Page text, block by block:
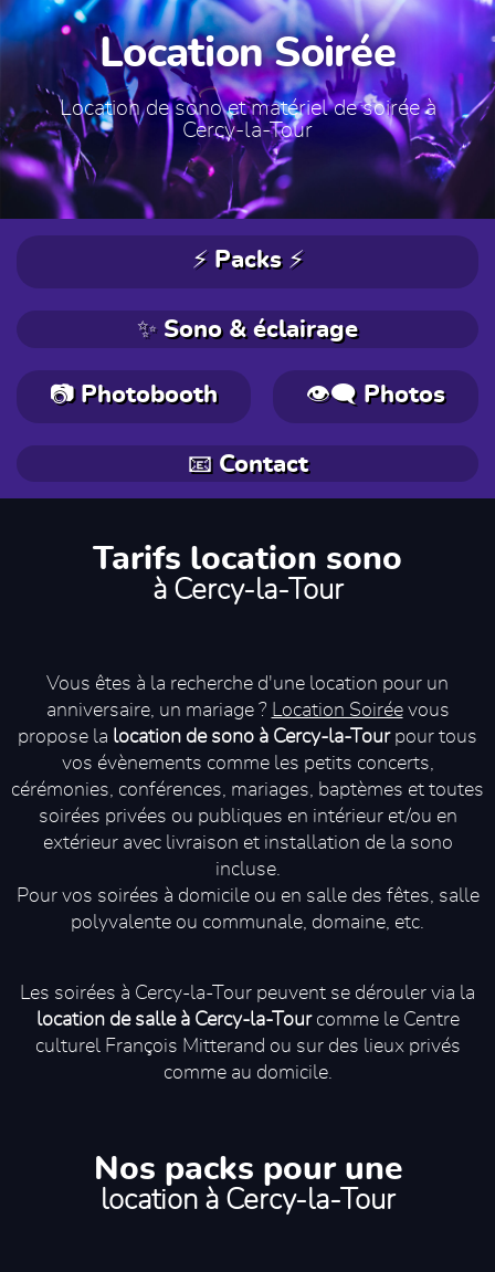
Location Soirée
Location de sono et matériel de soirée à
Cercy-la-Tour
⚡ Packs ⚡
✨ Sono & éclairage
📷 Photobooth 👁️‍🗨️ Photos
📧 Contact
Tarifs location sono
à Cercy-la-Tour
Vous êtes à la recherche d'une location pour un
anniversaire, un mariage ? Location Soiréevous
propose la location de sono à Cercy-la-Tourpour tous
vos évènements comme les petits concerts,
cérémonies, conférences, mariages, baptèmes et toutes
soirées privées ou publiques en intérieur et/ou en
extérieur avec livraison et installation de la sono
incluse.
Pour vos soirées à domicile ou en salle des fêtes, salle
polyvalente ou communale, domaine, etc.
Les soirées à Cercy-la-Tour peuvent se dérouler via la
location de salle à Cercy-la-Tourcomme le Centre
culturel François Mitterand ou sur des lieux privés
comme au domicile.
Nos packs pour une
location à Cercy-la-Tour